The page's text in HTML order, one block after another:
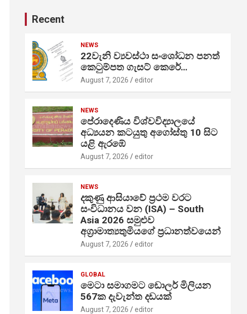
Recent
NEWS
22වැනි ව්‍යවස්ථා සංශෝධන පනත්
කෙටුම්පත ගැසට් කෙරේ…
August 7, 2026 editor
NEWS
පේරාදෙණිය විශ්වවිද්‍යාලයේ
අධ්‍යයන කටයුතු අගෝස්තු 10 සිට
යළි ඇරඹේ
August 7, 2026 editor
NEWS
දකුණු ආසියාවේ ප්‍රථම වරට
සංවිධානය වන (ISA) – South
Asia 2026 සමුළුව
අග්‍රාමාත්‍යතුමියගේ ප්‍රධානත්වයෙන්
August 7, 2026 editor
GLOBAL
මෙටා සමාගමට ඩොලර් මිලියන
567ක දැවැන්ත දඩයක්
August 7, 2026 editor